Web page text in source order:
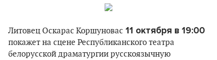
Литовец Оскарас Коршуновас 11 октября в 19:00
покажет на сцене Республиканского театра
белорусской драматургии русскоязычную